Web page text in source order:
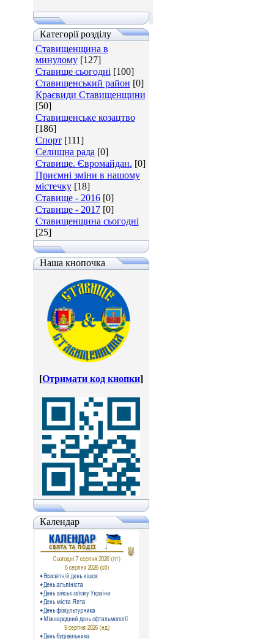
Категорії розділу
Ставищенщина в
минулому [127]
Ставище сьогодні [100]
Ставищенський район [0]
Краєвиди Ставищенщини
[50]
Ставищенське козацтво
[186]
Спорт [111]
Селищна рада [0]
Ставище. Євромайдан. [0]
Приємні зміни в нашому
містечку [18]
Ставище - 2016 [0]
Ставище - 2017 [0]
Ставищенщина сьогодні
[25]
Наша кнопочка
[Отримати код кнопки]
Календар